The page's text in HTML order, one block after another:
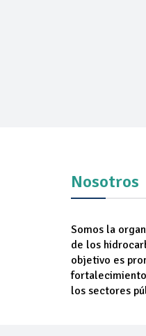
Nosotros
Somos la
de los
objetivo es
los sectores